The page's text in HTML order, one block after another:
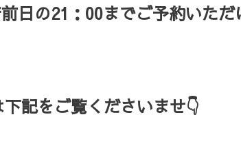
前日の21 ： 00までご予約いただ
記をご覧くださいませ👇